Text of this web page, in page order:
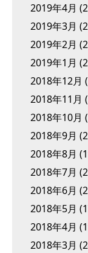
2019年4月
2019年3月
2019年2月
2019年1月
2018年12月
2018年11月
2018年10月
2018年9月
2018年8月
2018年7月
2018年6月
2018年5月
2018年4月
2018年3月